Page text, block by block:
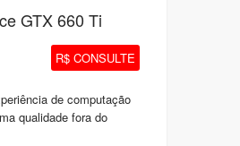
GTX 660 Ti
R$ CONSULTE
de computação
qualidade fora do